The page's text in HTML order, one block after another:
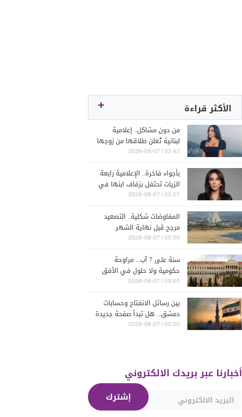
الأكثر قراءة
من دون مشاكل.. إعلامية
لبنانية تُعلن طلاقها من زوجها
رجل الأعمال
03:42 | 2026-08-07
بأجواء فاخرة.. الإعلامية رابعة
الزيات تحتفل بزفاف ابنها في
البترون (فيديو)
02:07 | 2026-08-07
المفاوضات شكلية.. التصعيد
مرجح قبل نهاية الشهر
05:00 | 2026-08-07
سنة على 7 آب... مراوحة
حكومية ولا حلول في الأفق
المنظور
09:00 | 2026-08-07
بين رسائل الانفتاح وحسابات
دمشق... هل تبدأ صفحة جديدة
بين "حزب الله" وسوريا -
02:00 | 2026-08-07
أخبارنا عبر بريدك الالكتروني
إشترك